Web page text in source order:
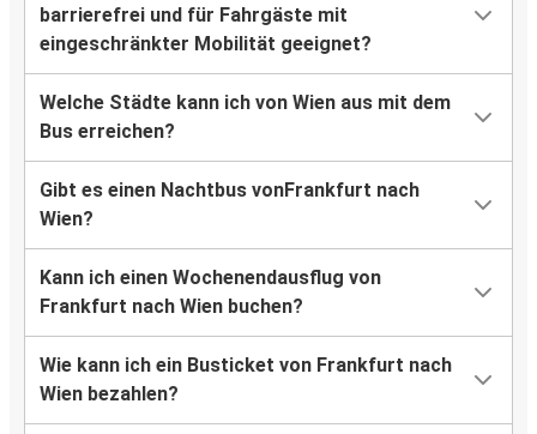
barrierefrei und für Fahrgäste mit
eingeschränkter Mobilität geeignet?
Welche Städte kann ich von Wien aus mit dem
Bus erreichen?
Gibt es einen Nachtbus vonFrankfurt nach
Wien?
Kann ich einen Wochenendausflug von
Frankfurt nach Wien buchen?
Wie kann ich ein Busticket von Frankfurt nach
Wien bezahlen?